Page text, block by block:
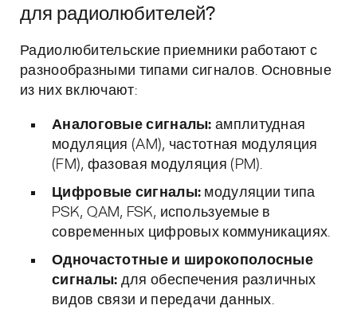
для радиолюбителей?
Радиолюбительские приемники работают с
разнообразными типами сигналов. Основные
из них включают:
Аналоговые сигналы: амплитудная
модуляция (AM), частотная модуляция
(FM), фазовая модуляция (PM).
Цифровые сигналы: модуляции типа
PSK, QAM, FSK, используемые в
современных цифровых коммуникациях.
Одночастотные и широкополосные
сигналы: для обеспечения различных
видов связи и передачи данных.